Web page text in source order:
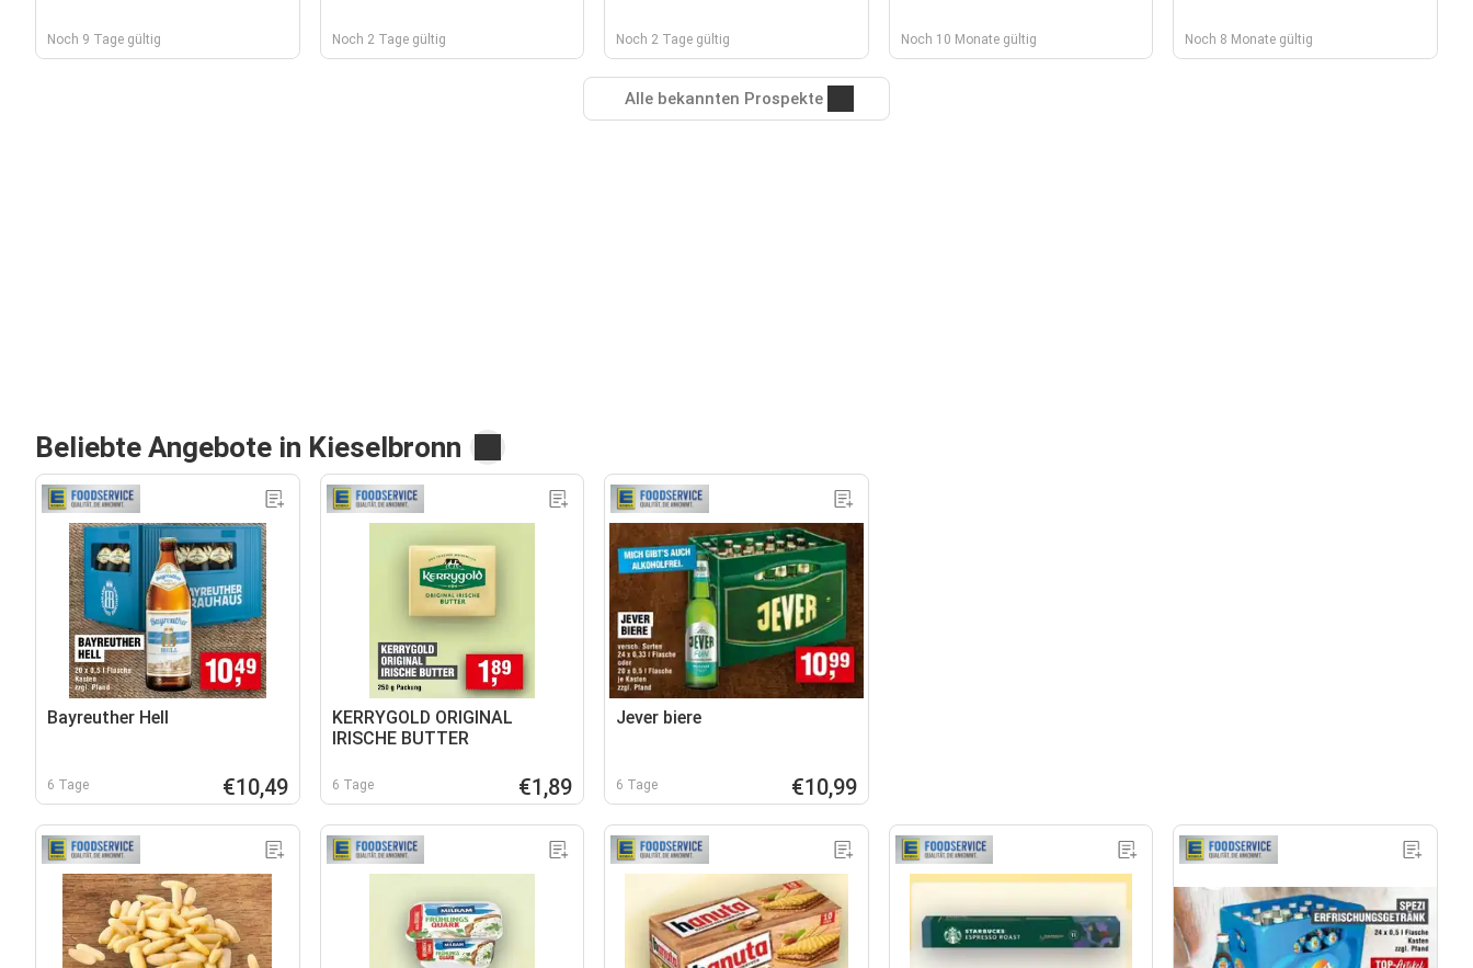
Noch 9 Tage gültig Noch 2 Tage gültig Noch 2 Tage gültig Noch 10 Monate gültig Noch 8 Monate gültig
Alle bekannten Prospekte
Beliebte Angebote in Kieselbronn
Bayreuther Hell
6 Tage €10,49
KERRYGOLD ORIGINAL
IRISCHE BUTTER
6 Tage €1,89
Jever biere
6 Tage €10,99